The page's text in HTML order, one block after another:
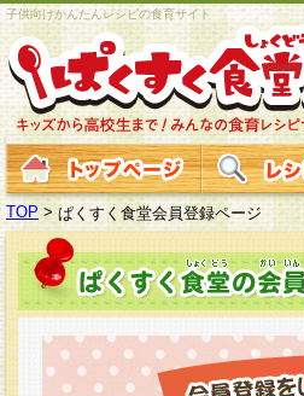
子供向けかんたんレシピの食育サイト
TOP > ぱくすく食堂会員登録ページ